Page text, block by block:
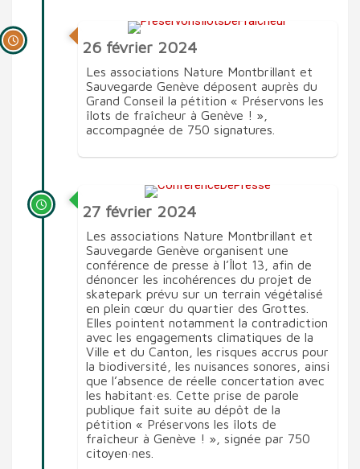
26 février 2024
Les associations Nature Montbrillant et
Sauvegarde Genève déposent auprès du
Grand Conseil la pétition « Préservons les
îlots de fraîcheur à Genève ! »,
accompagnée de 750 signatures.
27 février 2024
Les associations Nature Montbrillant et
Sauvegarde Genève organisent une
conférence de presse à l’Îlot 13, afin de
dénoncer les incohérences du projet de
skatepark prévu sur un terrain végétalisé
en plein cœur du quartier des Grottes.
Elles pointent notamment la contradiction
avec les engagements climatiques de la
Ville et du Canton, les risques accrus pour
la biodiversité, les nuisances sonores, ainsi
que l’absence de réelle concertation avec
les habitant·es. Cette prise de parole
publique fait suite au dépôt de la
pétition « Préservons les îlots de
fraîcheur à Genève ! », signée par 750
citoyen·nes.